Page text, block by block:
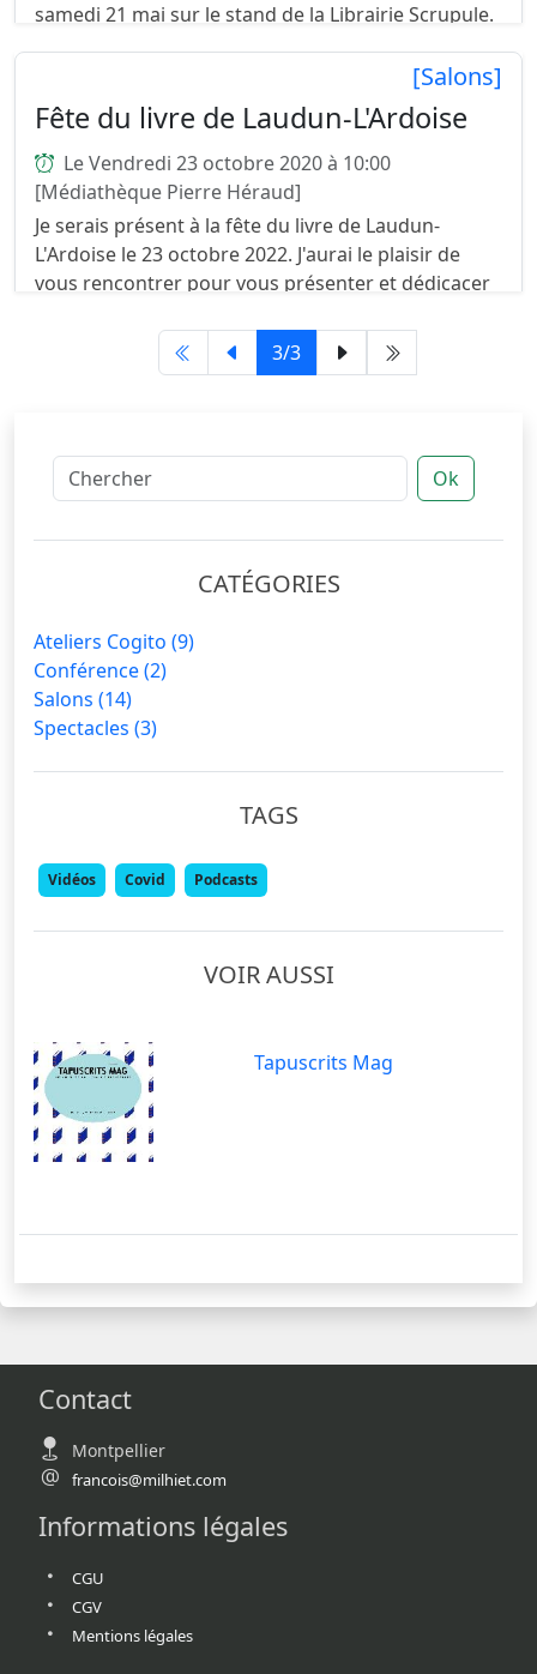
samedi 21 mai sur le stand de la Librairie Scrupule.
[Salons]
Fête du livre de Laudun-L'Ardoise
Le Vendredi 23 octobre 2020 à 10:00
[Médiathèque Pierre Héraud]
Je serais présent à la fête du livre de Laudun-
L'Ardoise le 23 octobre 2022. J'aurai le plaisir de
vous rencontrer pour vous présenter et dédicacer
3/3
Ok
CATÉGORIES
Ateliers Cogito (9)
Conférence(2)
Salons (14)
Spectacles (3)
TAGS
Vidéos Covid Podcasts
VOIR AUSSI
Tapuscrits Mag
Contact
Montpellier
francois@milhiet.com
Informations légales
CGU
CGV
Mentions légales